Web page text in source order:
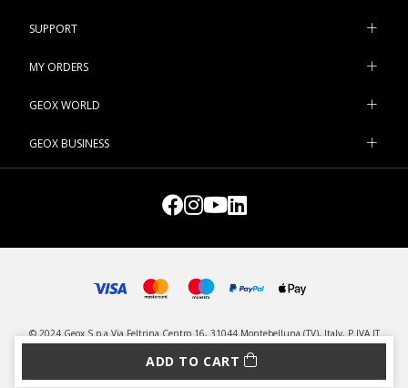
ADD TO CART
SUPPORT
MY ORDERS
GEOX WORLD
GEOX BUSINESS
© 2024 Geox S.p.a Via Feltrina Centro 16, 31044 Montebelluna (TV), Italy, P.IVA IT
03348440268 - All rights reserved